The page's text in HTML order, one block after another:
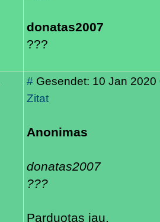
donatas2007
???
# Gesendet: 10 Jan 2020
Zitat
Anonimas
donatas2007
???
Parduotas jau.